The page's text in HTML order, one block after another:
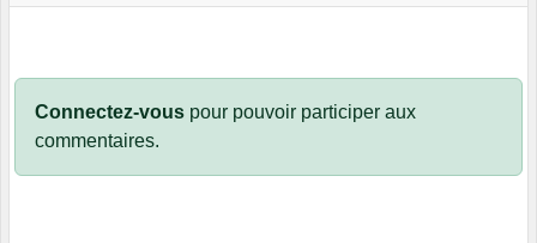
Connectez-vous pour pouvoir participer aux
commentaires.